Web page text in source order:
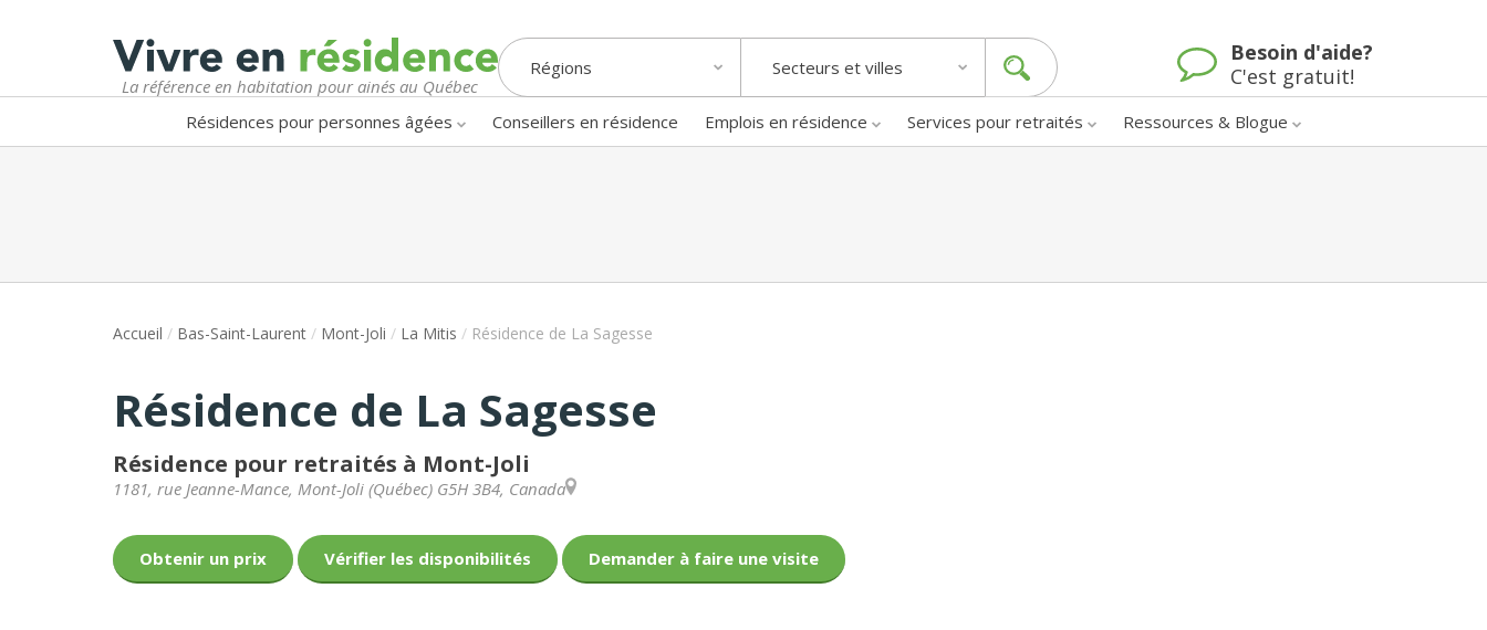
La référence en habitation pour ainés au Québec
Régions Secteurs et villes
Besoin d'aide?
C'est gratuit!
Résidences pour personnes âgées Conseillers en résidence Emplois en résidence Services pour retraités Ressources & Blogue
Accueil / Bas-Saint-Laurent / Mont-Joli / La Mitis / Résidence de La Sagesse
Résidence de La Sagesse
Résidence pour retraités à Mont-Joli
1181, rue Jeanne-Mance, Mont-Joli (Québec) G5H 3B4, Canada
Obtenir un prix Vérifier les disponibilités Demander à faire une visite